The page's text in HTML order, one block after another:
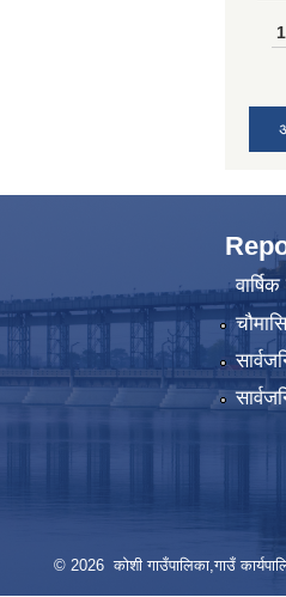
1
© 2026 कोशी गाउँपालिका,गाउँ